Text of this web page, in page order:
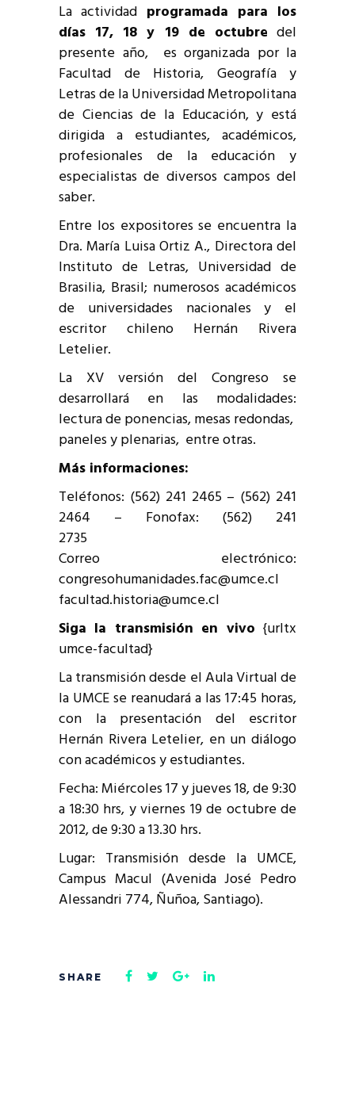
La actividad programada para los
días 17, 18 y 19 de octubre del
presente año, es organizada por la
Facultad de Historia, Geografía y
Letras de la Universidad Metropolitana
de Ciencias de la Educación, y está
dirigida a estudiantes, académicos,
profesionales de la educación y
especialistas de diversos campos del
saber.
Entre los expositores se encuentra la
Dra. María Luisa Ortiz A., Directora del
Instituto de Letras, Universidad de
Brasilia, Brasil; numerosos académicos
de universidades nacionales y el
escritor chileno Hernán Rivera
Letelier.
La XV versión del Congreso se
desarrollará en las modalidades:
lectura de ponencias, mesas redondas,
paneles y plenarias, entre otras.
Más informaciones:
Teléfonos: (562) 241 2465 – (562) 241
2464 – Fonofax: (562) 241
2735
Correo electrónico:
congresohumanidades.fac@umce.cl
facultad.historia@umce.cl
Siga la transmisión en vivo {urltx
umce-facultad}
La transmisión desde el Aula Virtual de
la UMCE se reanudará a las 17:45 horas,
con la presentación del escritor
Hernán Rivera Letelier, en un diálogo
con académicos y estudiantes.
Fecha: Miércoles 17 y jueves 18, de 9:30
a 18:30 hrs, y viernes 19 de octubre de
2012, de 9:30 a 13.30 hrs.
Lugar: Transmisión desde la UMCE,
Campus Macul (Avenida José Pedro
Alessandri 774, Ñuñoa, Santiago).